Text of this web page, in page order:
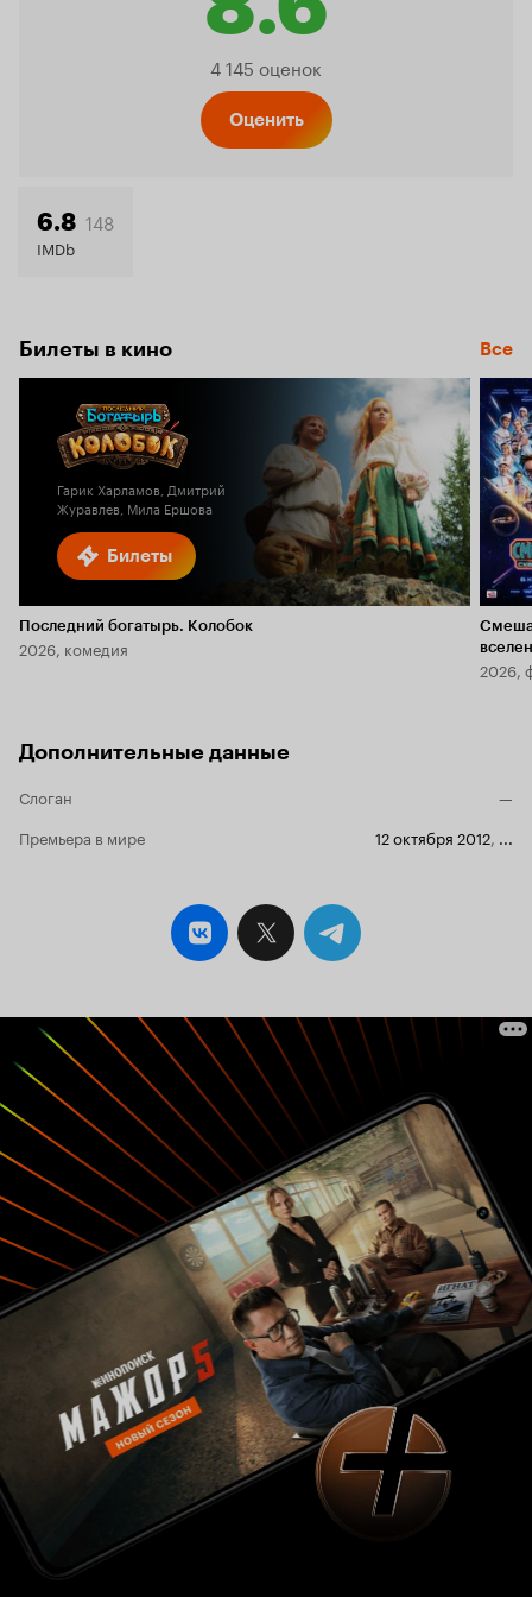
Рейтинг
4 145 оценок
Оценить
6.8 148
IMDb
Билеты в кино Все
Билеты
Гарик Харламов, Дмитрий
Журавлев, Мила Ершова
Последний богатырь. Колобок
2026, комедия
2026,
Дополнительные данные
Слоган
—
Премьера в мире
12 октября 2012, ...